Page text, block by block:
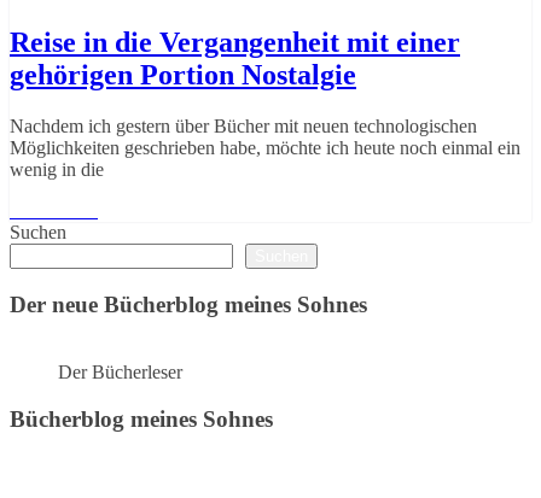
Reise in die Vergangenheit mit einer
gehörigen Portion Nostalgie
Nachdem ich gestern über Bücher mit neuen technologischen
Möglichkeiten geschrieben habe, möchte ich heute noch einmal ein
wenig in die
Suchen
Der neue Bücherblog meines Sohnes
Der Bücherleser
Bücherblog meines Sohnes